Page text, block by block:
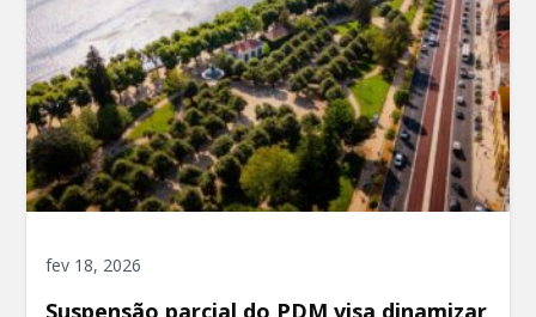
fev 18, 2026